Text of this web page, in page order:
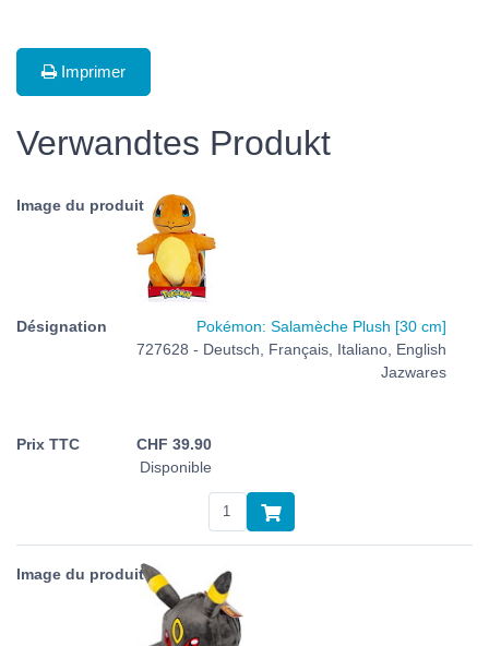
Imprimer
Verwandtes Produkt
Pokémon: Salamèche Plush [30 cm]
727628 - Deutsch, Français, Italiano, English
Jazwares
CHF 39.90
Disponible